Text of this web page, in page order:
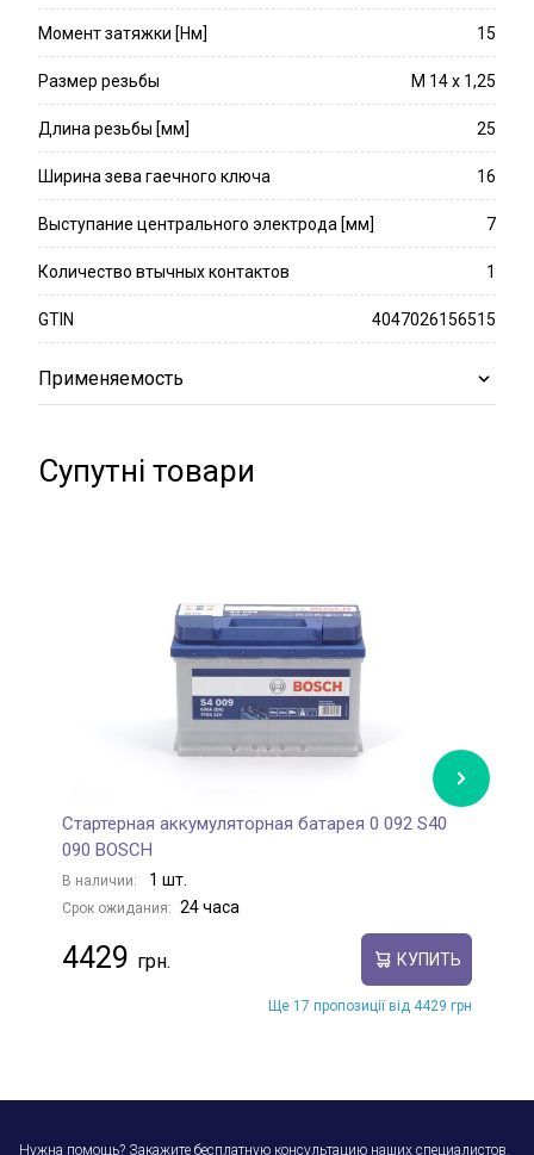
Момент затяжки [Нм] 15
Размер резьбы M 14 x 1,25
Длина резьбы [мм] 25
Ширина зева гаечного ключа 16
Выступание центрального электрода [мм] 7
Количество втычных контактов 1
GTIN 4047026156515
Применяемость
Супутні товари
Стартерная аккумуляторная батарея 0 092 S40
090 BOSCH
В наличии: 1 шт.
Срок ожидания: 24 часа
4429 КУПИТЬ
Ще 17 пропозиції від 4429 грн
Нужна помощь? Закажите бесплатную консультацию наших специалистов.